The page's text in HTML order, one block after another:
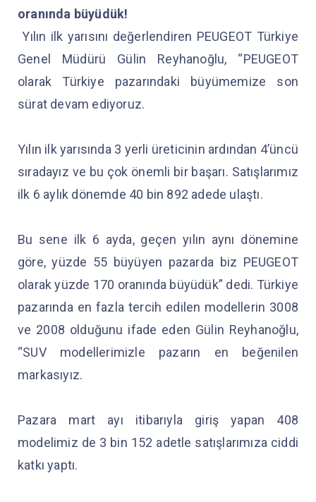
oranında büyüdük!
Yılın ilk yarısını değerlendiren PEUGEOT Türkiye
Genel Müdürü Gülin Reyhanoğlu, “PEUGEOT
olarak Türkiye pazarındaki büyümemize son
sürat devam ediyoruz.
Yılın ilk yarısında 3 yerli üreticinin ardından 4’üncü
sıradayız ve bu çok önemli bir başarı. Satışlarımız
ilk 6 aylık dönemde 40 bin 892 adede ulaştı.
Bu sene ilk 6 ayda, geçen yılın aynı dönemine
göre, yüzde 55 büyüyen pazarda biz PEUGEOT
olarak yüzde 170 oranında büyüdük” dedi. Türkiye
pazarında en fazla tercih edilen modellerin 3008
ve 2008 olduğunu ifade eden Gülin Reyhanoğlu,
“SUV modellerimizle pazarın en beğenilen
markasıyız.
Pazara mart ayı itibarıyla giriş yapan 408
modelimiz de 3 bin 152 adetle satışlarımıza ciddi
katkı yaptı.